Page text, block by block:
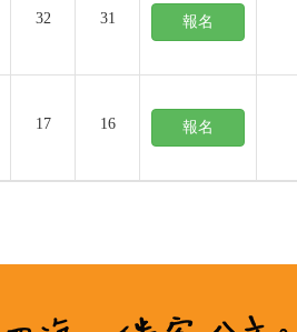
32 31 報名
17 16 報名